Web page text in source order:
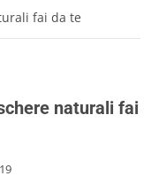
fai da te
naturali fai